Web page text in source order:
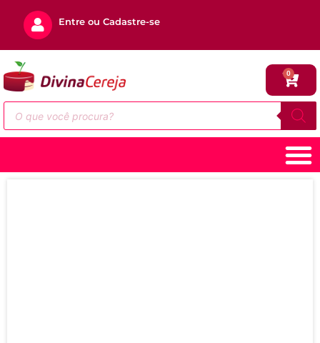
Entre ou Cadastre-se
0